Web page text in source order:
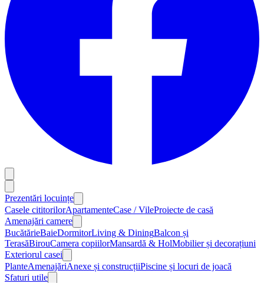
Prezentări locuințe
Casele cititorilorApartamenteCase / VileProiecte de casă
Amenajări camere
BucătărieBaieDormitorLiving & DiningBalcon și
TerasăBirouCamera copiilorMansardă & HolMobilier și decorațiuni
Exteriorul casei
PlanteAmenajăriAnexe și construcțiiPiscine și locuri de joacă
Sfaturi utile